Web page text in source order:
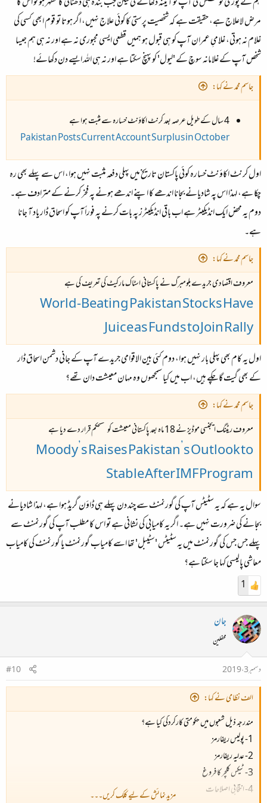
مرض لاعلاج ہے، حقیقت ہے کہ شخصیت پرستی کا کوئی علاج نہیں، اگر ہوتا تو قوم ابھی کسی کی
غلام نہ ہوتی، غلامیِ عمران آپ کو ہی قبول ہو ہمیں قطعی ایسی مجبوری نہ ہے اور نہ ہی ہم جیسا
شخص آپ کے غلامانہ سوچ کے 'لیول' کو پہنچ سکتا ہے اور نہ ہی اللہ ایسے دن دکھائے!
جاسم محمد نے کہا:
4 سال کے طویل عرصہ بعد کرنٹ اکاؤنٹ خسارہ سے مثبت ہوا ہے
Pakistan Posts Current Account Surplus in October
اول کرنٹ اکاؤنٹ خسارہ کوئی پاکستان تاریخ میں پہلی دفعہ مثبت نہیں ہوا، اس سے پہلے بھی رہ
چکا ہے، لہذا اس پہ شادیانے بجانا اندھے کا اپنے اندھے ہونے پہ فخر کرنے کے مترادف ہے۔
دوم یہ محض ایک انڈیکیٹر ہے اب باقی انڈیکیٹرز پہ بات کرنے پہ فوراً آپ کو اسحاق ڈار یاد آ جانا
ہے۔
جاسم محمد نے کہا:
معروف اقتصادی جریدےبلومبرگ نے پاکستانی اسٹاک مارکیٹ کی تعریف کی ہے
World-Beating Pakistan Stocks Have
Juice as Funds to Join Rally
اول یہ کام بھی پہلی بار نہیں ہوا، دوم کئی بین الاقوامی جریدے آپ کے جانی دشمن اسحاق ڈار
کے بھی گیت گا چکے ہیں، اب میں کیا سمجھوں وہ مہان معیشت دان تھے؟
جاسم محمد نے کہا:
معروف ریٹنگ ایجنسی موڈیز نے 18 ماہ بعد پاکستانی معیشت کو مستحکم قرار دے دیا ہے
Moody’s Raises Pakistan’s Outlook to
Stable After IMF Program
سوال یہ ہے کہ یہ سٹیٹس آپ کی گورنمنٹ سے چند دن پہلے ہی ڈاؤن گریڈ ہوا ہے، لہذا شادیانے
بجانے کی ضرورت نہیں ہے۔ اگر یہ کامیابی کی نشانی ہے تو اس کا مطلب آپ کی گورنمنٹ سے
پہلے جس جس کی گورنمنٹ میں یہ سٹیٹس 'سٹیبل' تھا اسے کامیاب گورنمنٹ یا گورنمنٹ کی کامیاب
معاشی پالیسی کہا جا سکتا ہے؟
1
جان
محفلین
دسمبر 3، 2019
#10
الف نظامی نے کہا:
مندرجہ ذیل شعبوں میں حکومتی کارکردگی کیا ہے؟
1- پولیس ریفارمز
2- عدلیہ ریفارمز
3- ٹیکس کلچر کا فروغ
4- انتخابی اصلاحات
مزید نمائش کے لیے کلک کریں۔۔۔